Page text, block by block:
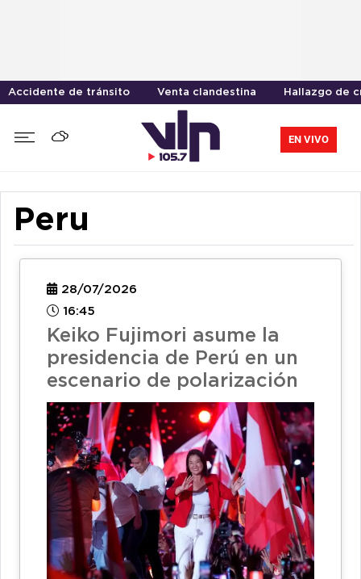
Accidente de tránsito Venta clandestina Hallazgo de
EN VIVO
Peru
28/07/2026
16:45
Keiko Fujimori asume la
presidencia de Perú en un
escenario de polarización